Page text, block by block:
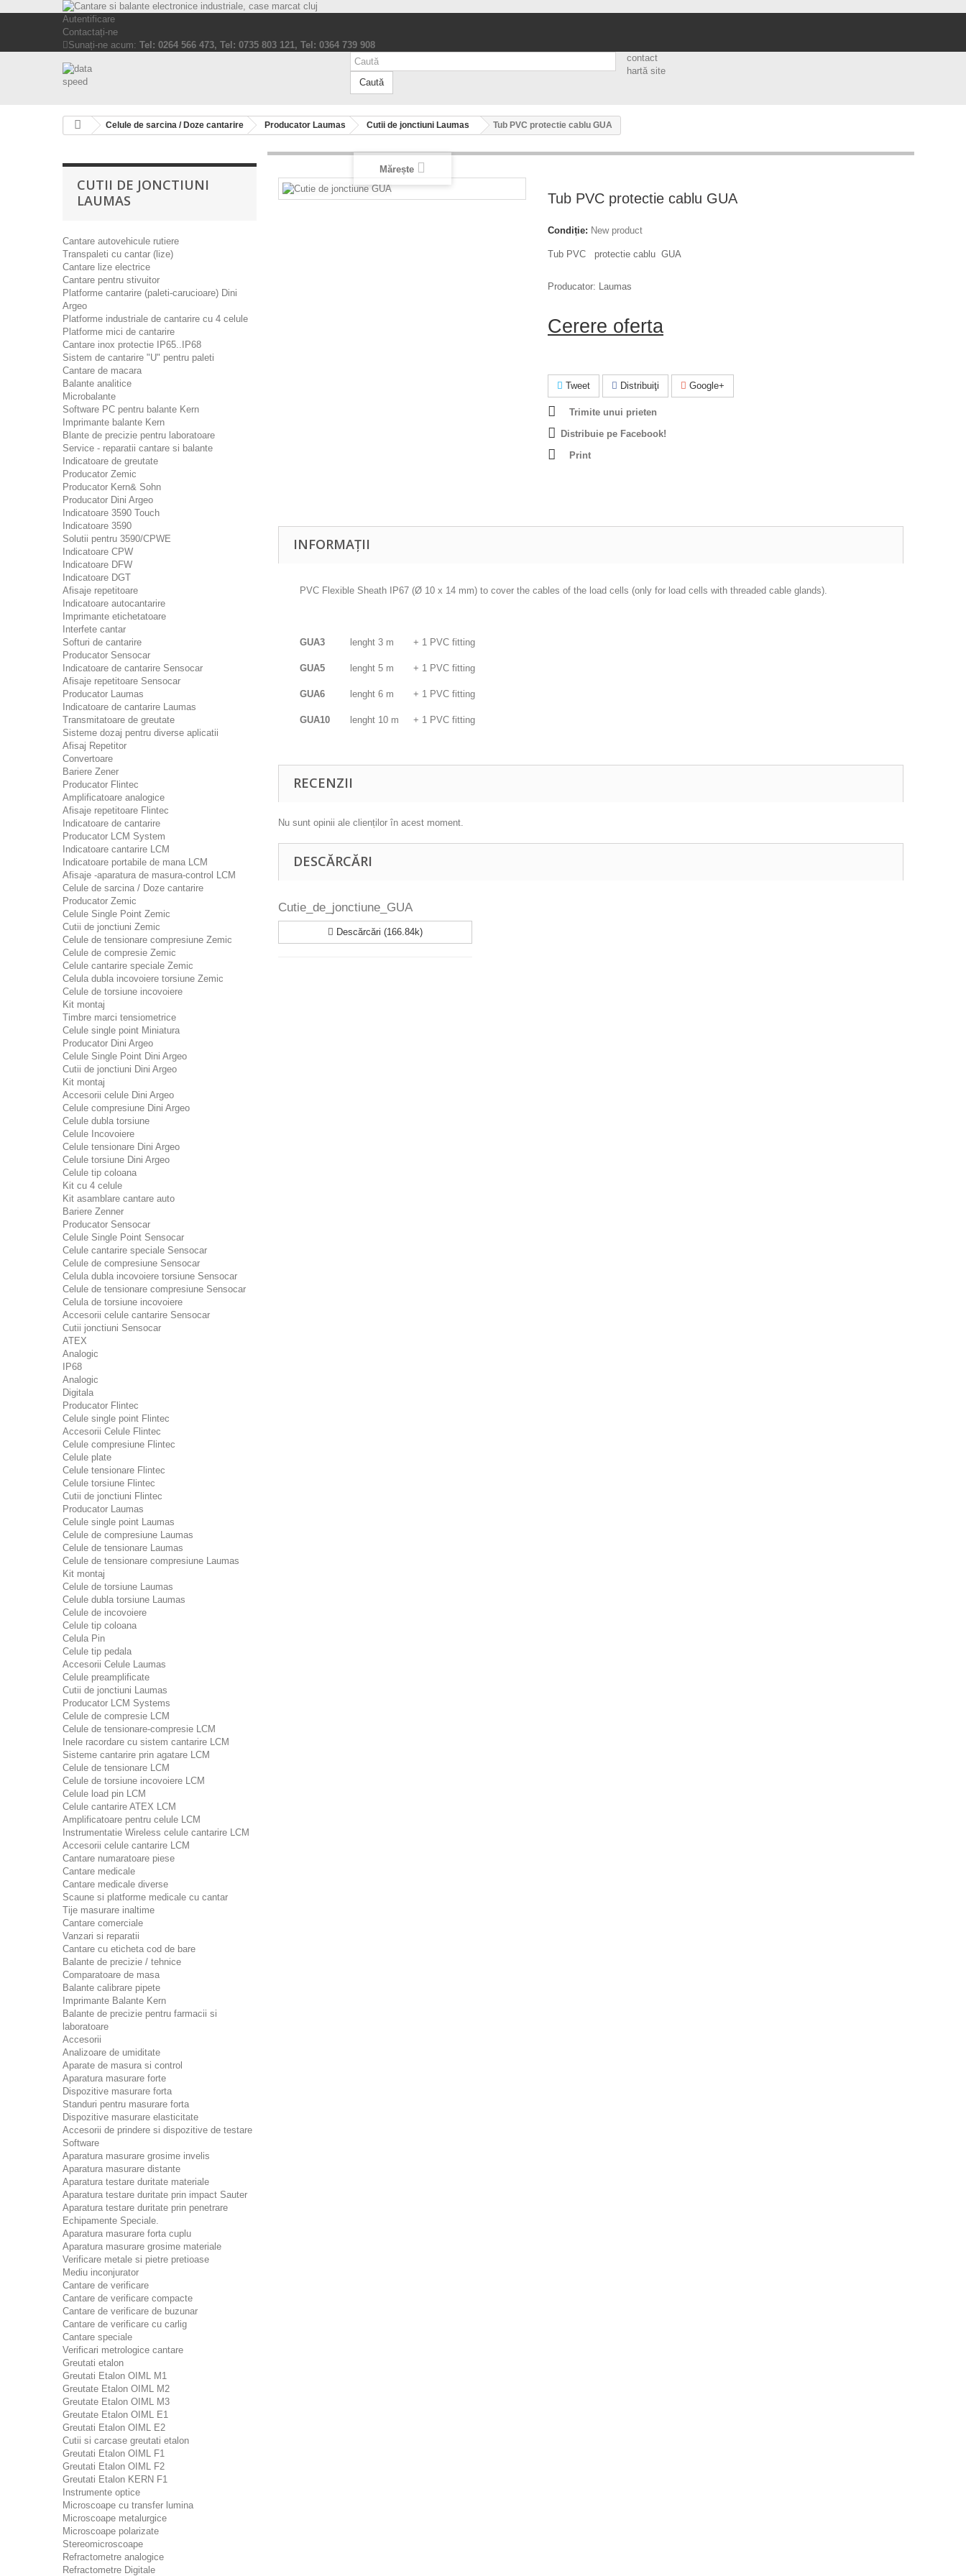
Autentificare
Contactați-ne
Sunați-ne acum: Tel: 0264 566 473, Tel: 0735 803 121, Tel: 0364 739 908
Caută
contact
hartă site
Celule de sarcina / Doze cantarire Producator Laumas Cutii de jonctiuni Laumas Tub PVC protectie cablu GUA
CUTII DE JONCTIUNI
LAUMAS
Cantare autovehicule rutiere
Transpaleti cu cantar (lize)
Cantare lize electrice
Cantare pentru stivuitor
Platforme cantarire (paleti-carucioare) Dini
Argeo
Platforme industriale de cantarire cu 4 celule
Platforme mici de cantarire
Cantare inox protectie IP65..IP68
Sistem de cantarire "U" pentru paleti
Cantare de macara
Balante analitice
Microbalante
Software PC pentru balante Kern
Imprimante balante Kern
Blante de precizie pentru laboratoare
Service - reparatii cantare si balante
Indicatoare de greutate
Producator Zemic
Producator Kern& Sohn
Producator Dini Argeo
Indicatoare 3590 Touch
Indicatoare 3590
Solutii pentru 3590/CPWE
Indicatoare CPW
Indicatoare DFW
Indicatoare DGT
Afisaje repetitoare
Indicatoare autocantarire
Imprimante etichetatoare
Interfete cantar
Softuri de cantarire
Producator Sensocar
Indicatoare de cantarire Sensocar
Afisaje repetitoare Sensocar
Producator Laumas
Indicatoare de cantarire Laumas
Transmitatoare de greutate
Sisteme dozaj pentru diverse aplicatii
Afisaj Repetitor
Convertoare
Bariere Zener
Producator Flintec
Amplificatoare analogice
Afisaje repetitoare Flintec
Indicatoare de cantarire
Producator LCM System
Indicatoare cantarire LCM
Indicatoare portabile de mana LCM
Afisaje -aparatura de masura-control LCM
Celule de sarcina / Doze cantarire
Producator Zemic
Celule Single Point Zemic
Cutii de jonctiuni Zemic
Celule de tensionare compresiune Zemic
Celule de compresie Zemic
Celule cantarire speciale Zemic
Celula dubla incovoiere torsiune Zemic
Celule de torsiune incovoiere
Kit montaj
Timbre marci tensiometrice
Celule single point Miniatura
Producator Dini Argeo
Celule Single Point Dini Argeo
Cutii de jonctiuni Dini Argeo
Kit montaj
Accesorii celule Dini Argeo
Celule compresiune Dini Argeo
Celule dubla torsiune
Celule Incovoiere
Celule tensionare Dini Argeo
Celule torsiune Dini Argeo
Celule tip coloana
Kit cu 4 celule
Kit asamblare cantare auto
Bariere Zenner
Producator Sensocar
Celule Single Point Sensocar
Celule cantarire speciale Sensocar
Celule de compresiune Sensocar
Celula dubla incovoiere torsiune Sensocar
Celule de tensionare compresiune Sensocar
Celula de torsiune incovoiere
Accesorii celule cantarire Sensocar
Cutii jonctiuni Sensocar
ATEX
Analogic
IP68
Analogic
Digitala
Producator Flintec
Celule single point Flintec
Accesorii Celule Flintec
Celule compresiune Flintec
Celule plate
Celule tensionare Flintec
Celule torsiune Flintec
Cutii de jonctiuni Flintec
Producator Laumas
Celule single point Laumas
Celule de compresiune Laumas
Celule de tensionare Laumas
Celule de tensionare compresiune Laumas
Kit montaj
Celule de torsiune Laumas
Celule dubla torsiune Laumas
Celule de incovoiere
Celule tip coloana
Celula Pin
Celule tip pedala
Accesorii Celule Laumas
Celule preamplificate
Cutii de jonctiuni Laumas
Producator LCM Systems
Celule de compresie LCM
Celule de tensionare-compresie LCM
Inele racordare cu sistem cantarire LCM
Sisteme cantarire prin agatare LCM
Celule de tensionare LCM
Celule de torsiune incovoiere LCM
Celule load pin LCM
Celule cantarire ATEX LCM
Amplificatoare pentru celule LCM
Instrumentatie Wireless celule cantarire LCM
Accesorii celule cantarire LCM
Cantare numaratoare piese
Cantare medicale
Cantare medicale diverse
Scaune si platforme medicale cu cantar
Tije masurare inaltime
Cantare comerciale
Vanzari si reparatii
Cantare cu eticheta cod de bare
Balante de precizie / tehnice
Comparatoare de masa
Balante calibrare pipete
Imprimante Balante Kern
Balante de precizie pentru farmacii si
laboratoare
Accesorii
Analizoare de umiditate
Aparate de masura si control
Aparatura masurare forte
Dispozitive masurare forta
Standuri pentru masurare forta
Dispozitive masurare elasticitate
Accesorii de prindere si dispozitive de testare
Software
Aparatura masurare grosime invelis
Aparatura masurare distante
Aparatura testare duritate materiale
Aparatura testare duritate prin impact Sauter
Aparatura testare duritate prin penetrare
Echipamente Speciale.
Aparatura masurare forta cuplu
Aparatura masurare grosime materiale
Verificare metale si pietre pretioase
Mediu inconjurator
Cantare de verificare
Cantare de verificare compacte
Cantare de verificare de buzunar
Cantare de verificare cu carlig
Cantare speciale
Verificari metrologice cantare
Greutati etalon
Greutati Etalon OIML M1
Greutate Etalon OIML M2
Greutate Etalon OIML M3
Greutate Etalon OIML E1
Greutati Etalon OIML E2
Cutii si carcase greutati etalon
Greutati Etalon OIML F1
Greutati Etalon OIML F2
Greutati Etalon KERN F1
Instrumente optice
Microscoape cu transfer lumina
Microscoape metalurgice
Microscoape polarizate
Stereomicroscoape
Refractometre analogice
Refractometre Digitale
Mărește
Tub PVC protectie cablu GUA
Condiție: New product
Tub PVC protectie cablu GUA
Producator: Laumas
Cerere oferta
Tweet Distribuiţi Google+
Trimite unui prieten
Distribuie pe Facebook!
Print
INFORMAȚII
PVC Flexible Sheath IP67 (Ø 10 x 14 mm) to cover the cables of the load cells (only for load cells with threaded cable glands).
GUA3 lenght 3 m + 1 PVC fitting
GUA5 lenght 5 m + 1 PVC fitting
GUA6 lenght 6 m + 1 PVC fitting
GUA10 lenght 10 m + 1 PVC fitting
RECENZII
Nu sunt opinii ale clienților în acest moment.
DESCĂRCĂRI
Cutie_de_jonctiune_GUA
Descărcări (166.84k)